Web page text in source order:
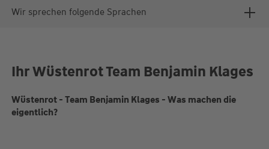
Wir sprechen folgende Sprachen
Ihr Wüstenrot Team Benjamin Klages
Wüstenrot - Team Benjamin Klages - Was machen die
eigentlich?